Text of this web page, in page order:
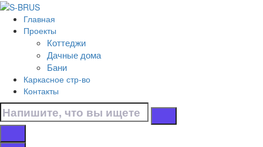
Перейти к контенту
Главная
Проекты
Коттеджи
Дачные дома
Бани
Каркасное стр-во
Контакты
Главная
Небольшие, до 100 м.кв.
Страница 2. Дома